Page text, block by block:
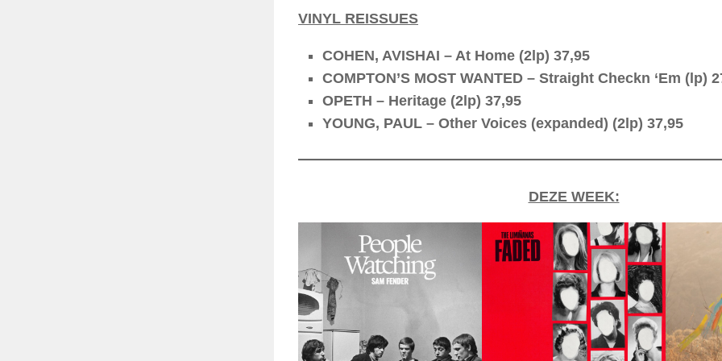
VINYL REISSUES
COHEN, AVISHAI – At Home (2lp) 37,95
COMPTON’S MOST WANTED – Straight Checkn ‘Em (lp)
OPETH – Heritage (2lp) 37,95
YOUNG, PAUL – Other Voices (expanded) (2lp) 37,95
DEZE WEEK: